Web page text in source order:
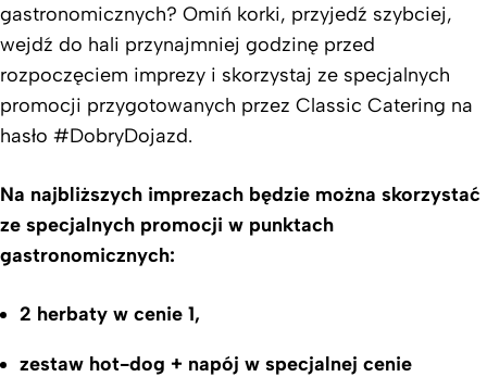
gastronomicznych? Omiń korki, przyjedź szybciej,
wejdź do hali przynajmniej godzinę przed
rozpoczęciem imprezy i skorzystaj ze specjalnych
promocji przygotowanych przez Classic Catering na
hasło #DobryDojazd.
Na najbliższych imprezach będzie można skorzystać
ze specjalnych promocji w punktach
gastronomicznych:
2 herbaty w cenie 1,
zestaw hot-dog + napój w specjalnej cenie